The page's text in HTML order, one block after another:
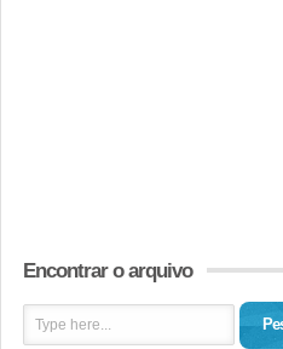
Encontrar o arquivo